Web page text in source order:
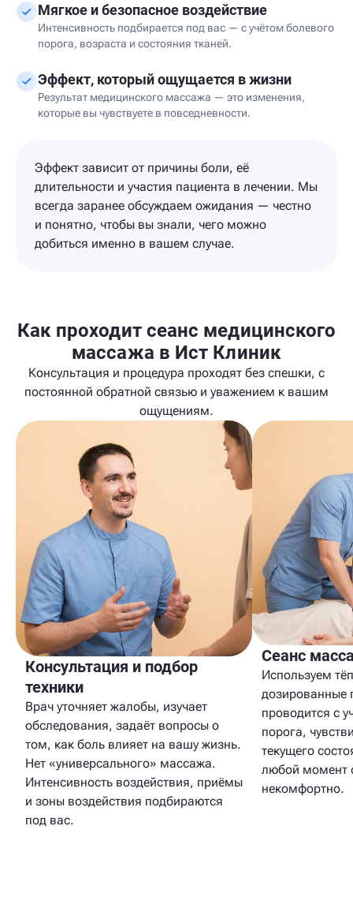
Мягкое и безопасное воздействие
Интенсивность подбирается под вас — с учётом болевого
порога, возраста и состояния тканей.
Эффект, который ощущается в жизни
Результат медицинского массажа — это изменения,
которые вы чувствуете в повседневности.
Эффект зависит от причины боли, её
длительности и участия пациента в лечении. Мы
всегда заранее обсуждаем ожидания — честно
и понятно, чтобы вы знали, чего можно
добиться именно в вашем случае.
Как проходит сеанс медицинского
массажа в Ист Клиник
Консультация и процедура проходят без спешки, с
постоянной обратной связью и уважением к вашим
ощущениям.
Консультация и подбор
техники
Врач уточняет жалобы, изучает
обследования, задаёт вопросы о
том, как боль влияет на вашу жизнь.
Нет «универсального» массажа.
Интенсивность воздействия, приёмы
и зоны воздействия подбираются
под вас.
Сеанс
Используем
дозированные
проводится с
порога,
текущего
любой момент
некомфортно.